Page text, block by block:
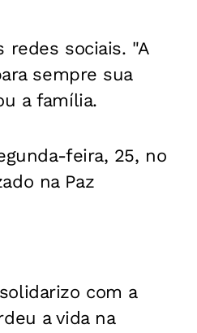
redes sociais. "A
sempre sua
a família.
feira, 25, no
na Paz
com a
a vida na